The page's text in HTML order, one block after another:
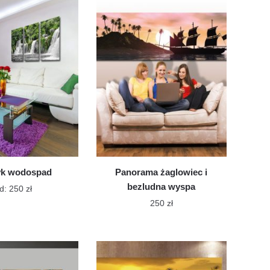
można
wybrać
na
stronie
produktu
Opcje
można
wybrać
na
stronie
produktu
wodospad
250 złTen
wariantów.
można
Panorama żaglowiec i
bezludna wyspa
250 zł
produkt